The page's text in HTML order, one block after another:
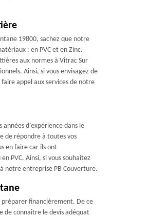
19800, sachez que notre
: en PVC et en Zinc.
aux normes à Vitrac Sur
Ainsi, si vous envisagez de
appel aux services de notre
d’expérience dans le
de répondre à toutes vos
en faire car ils ont
PVC. Ainsi, si vous souhaitez
notre entreprise PB Couverture.
préparer financièrement. De ce
de connaître le devis adéquat